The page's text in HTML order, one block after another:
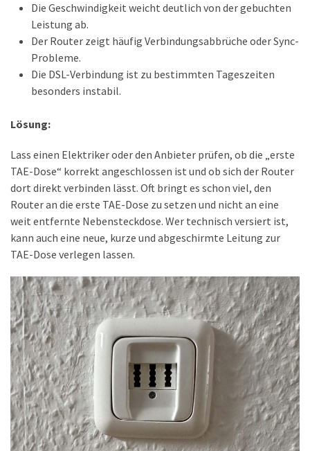
Smartwatch
Fitnessarmband:
Unterschiede
und
was
passt
besser
zu
dir?
Welcher
Handy-
Tarif
ist
ideal
lokale
SIM
oder
internationale
Die Geschwindigkeit weicht deutlich von der gebuchten
Leistung ab.
Der Router zeigt häufig Verbindungsabbrüche oder Sync-
Probleme.
Die DSL-Verbindung ist zu bestimmten Tageszeiten
besonders instabil.
Lösung:
Lass einen Elektriker oder den Anbieter prüfen, ob die „erste
TAE-Dose“ korrekt angeschlossen ist und ob sich der Router
dort direkt verbinden lässt. Oft bringt es schon viel, den
Router an die erste TAE-Dose zu setzen und nicht an eine
weit entfernte Nebensteckdose. Wer technisch versiert ist,
kann auch eine neue, kurze und abgeschirmte Leitung zur
TAE-Dose verlegen lassen.